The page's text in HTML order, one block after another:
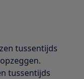
tussentijds
tussentijds